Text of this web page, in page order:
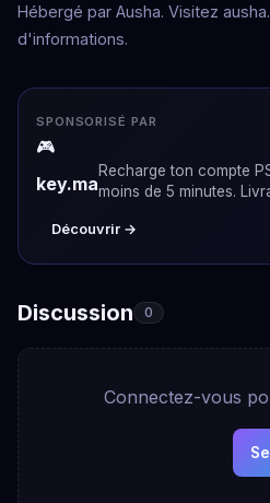
Hébergé par Ausha. Visitez
d'informations.
SPONSORISÉ PAR
🎮
key.ma
Recharge ton compte
moins de 5 minutes.
Découvrir →
Discussion 0
Connectez-vous